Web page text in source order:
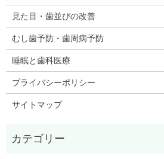
見た目・歯並びの改善
むし歯予防・歯周病予防
睡眠と歯科医療
プライバシーポリシー
サイトマップ